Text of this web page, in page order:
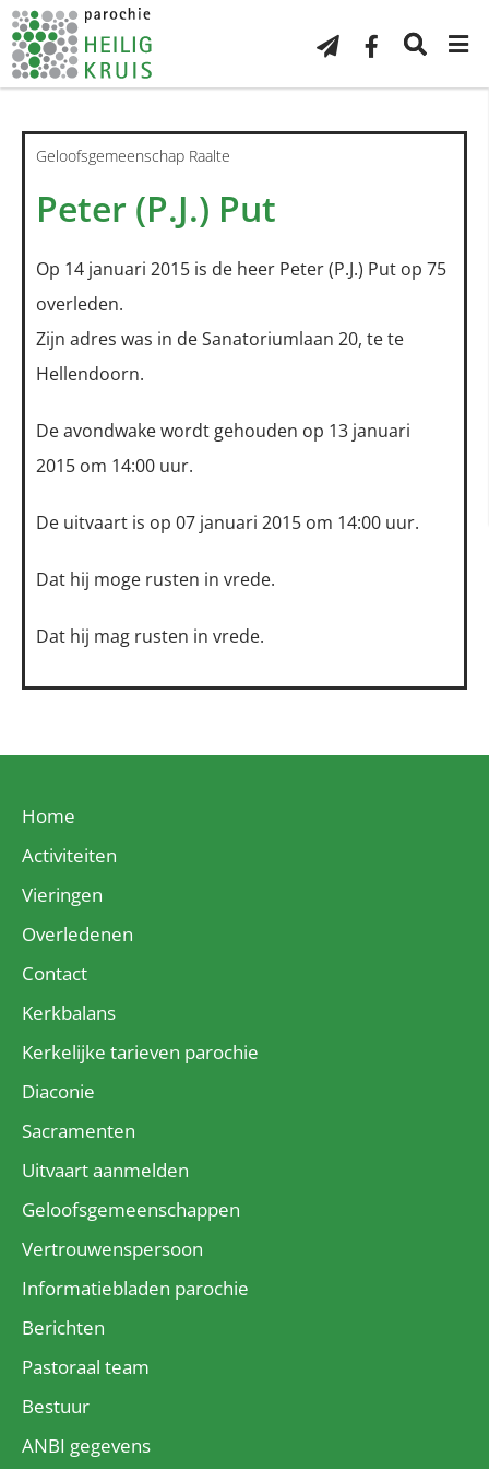
Geloofsgemeenschap Raalte
Peter (P.J.) Put
Op 14 januari 2015 is de heer Peter (P.J.) Put op 75
overleden.
Zijn adres was in de Sanatoriumlaan 20, te te
Hellendoorn.
De avondwake wordt gehouden op 13 januari
2015 om 14:00 uur.
De uitvaart is op 07 januari 2015 om 14:00 uur.
Dat hij moge rusten in vrede.
Dat hij mag rusten in vrede.
Home
Activiteiten
Vieringen
Overledenen
Contact
Kerkbalans
Kerkelijke tarieven parochie
Diaconie
Sacramenten
Uitvaart aanmelden
Geloofsgemeenschappen
Vertrouwenspersoon
Informatiebladen parochie
Berichten
Pastoraal team
Bestuur
ANBI gegevens